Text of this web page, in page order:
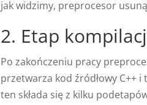
jak widzimy, preprocesor
2. Etap
Po zakończeniu pracy
przetwarza kod źródłowy C++
ten składa się z kilku